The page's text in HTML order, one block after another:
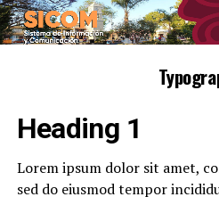
Heading 1
Lorem ipsum dolor sit amet,
sed do eiusmod tempor